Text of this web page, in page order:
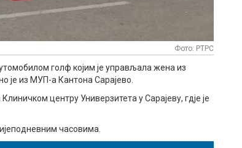
Фото: РТРС
голф којим је управљала жена из
је из МУП-а Кантона Сарајево.
центру Универзитета у Сарајеву, гдје је
часовима.